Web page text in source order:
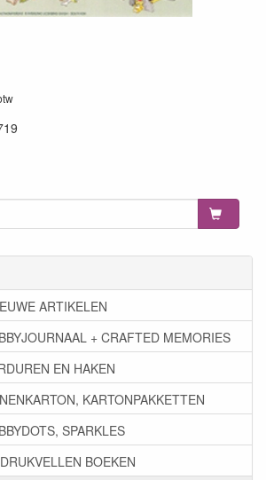
ARTIKELEN
+ CRAFTED MEMORIES
EN HAKEN
KARTONPAKKETTEN
SPARKLES
BOEKEN